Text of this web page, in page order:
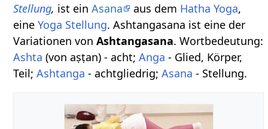
Stellung, ist einAsana aus dem Hatha Yoga,
eineYoga Stellung. Ashtangasana ist eine der
Variationen vonAshtangasana. Wortbedeutung:
Ashta (von aṣṭan) - acht;Anga - Glied, Körper,
Teil;Ashtanga - achtgliedrig;Asana - Stellung.